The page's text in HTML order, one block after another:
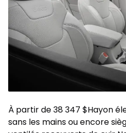
À partir de 38 347 $Hayon
sans les mains ou encore